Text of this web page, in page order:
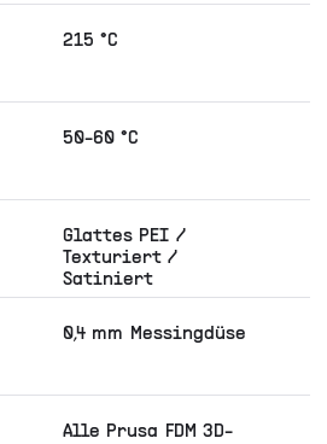
215 °C
50-60 °C
Glattes PEI /
Texturiert /
Satiniert
0,4 mm Messingdüse
Alle Prusa FDM 3D-